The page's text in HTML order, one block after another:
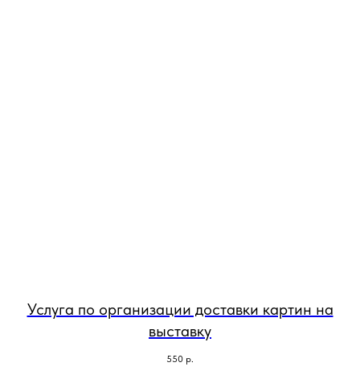
Услуга по организации доставки картин на
выставку
550 р.